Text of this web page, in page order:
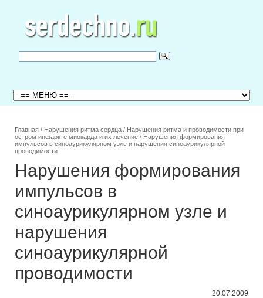
Главная / Нарушения ритма сердца / Нарушения ритма и проводимости при
остром инфаркте миокарда и их лечение / Нарушения формирования
импульсов в синоаурикулярном узле и нарушения синоаурикулярной
проводимости
Нарушения формирования
импульсов в
синоаурикулярном узле и
нарушения
синоаурикулярной
проводимости
20.07.2009